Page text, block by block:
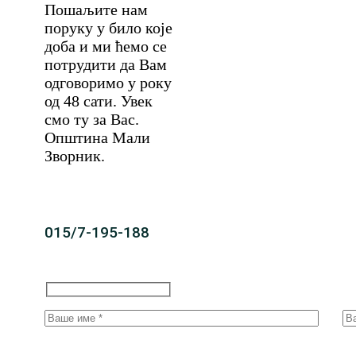
Пошаљите нам
поруку у било које
доба и ми ћемо се
потрудити да Вам
одговоримо у року
од 48 сати. Увек
смо ту за Вас.
Општина Мали
Зворник.
015/7-195-188